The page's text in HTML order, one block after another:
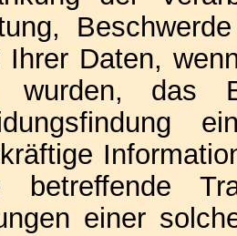
Ihrer Daten,
wurden, das
einer